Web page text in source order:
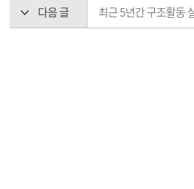
다음 글
최근 5년간 구조활동